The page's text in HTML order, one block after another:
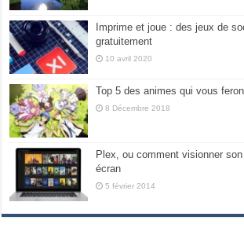
Imprime et joue : des jeux de
gratuitement
10 avril 2020
Top 5 des animes qui vous
8 Décembre 2018
Plex, ou comment visionner
écran
5 février 2014